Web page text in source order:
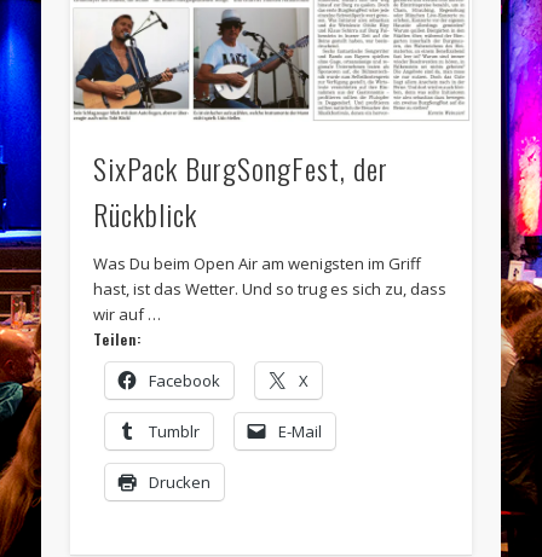
SixPack BurgSongFest, der
Rückblick
Was Du beim Open Air am wenigsten im Griff
hast, ist das Wetter. Und so trug es sich zu, dass
wir auf …
Teilen:
Facebook X
Tumblr E-Mail
Drucken